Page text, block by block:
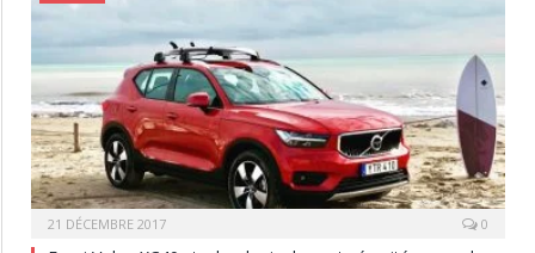
21 DÉCEMBRE 2017 0